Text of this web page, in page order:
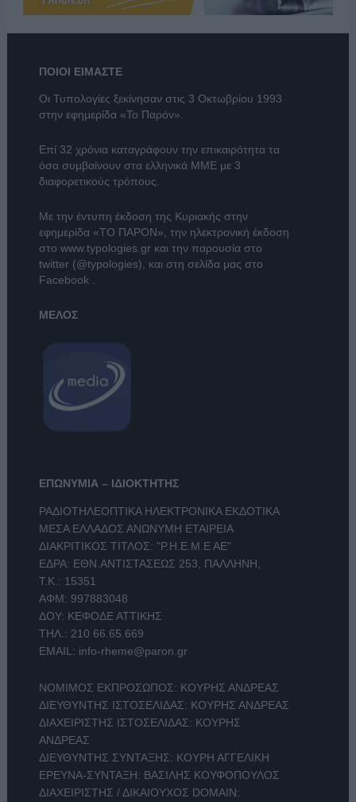
ΠΟΙΟΙ ΕΙΜΑΣΤΕ
Οι Τυπολογίες ξεκίνησαν στις 3 Οκτωβρίου 1993
στην εφημερίδα «Το Παρόν».
Επί 32 χρόνια καταγράφουν την επικαιρότητα τα
όσα συμβαίνουν στα ελληνικά ΜΜΕ με 3
διαφορετικούς τρόπους.
Με την έντυπη έκδοση της Κυριακής στην
εφημερίδα «ΤΟ ΠΑΡΟΝ», την ηλεκτρονική έκδοση
στο www.typologies.grκαι την παρουσία στο
twitter (@typologies), και στη σελίδα μας στο
Facebook .
ΜΕΛΟΣ
ΕΠΩΝΥΜΙΑ – ΙΔΙΟΚΤΗΤΗΣ
ΡΑΔΙΟΤΗΛΕΟΠΤΙΚΑ ΗΛΕΚΤΡΟΝΙΚΑ ΕΚΔΟΤΙΚΑ
ΜΕΣΑ ΕΛΛΑΔΟΣ ΑΝΩΝΥΜΗ ΕΤΑΙΡΕΙΑ
ΔΙΑΚΡΙΤΙΚΟΣ ΤΙΤΛΟΣ: "Ρ.Η.Ε.Μ.Ε ΑΕ"
ΕΔΡΑ: ΕΘΝ.ΑΝΤΙΣΤΑΣΕΩΣ 253, ΠΑΛΛΗΝΗ,
Τ.Κ.: 15351
ΑΦΜ: 997883048
ΔΟΥ: ΚΕΦΟΔΕ ΑΤΤΙΚΗΣ
ΤΗΛ.: 210 66.65.669
EMAIL: info-rheme@paron.gr
ΝΟΜΙΜΟΣ ΕΚΠΡΟΣΩΠΟΣ: ΚΟΥΡΗΣ ΑΝΔΡΕΑΣ
ΔΙΕΥΘΥΝΤΗΣ ΙΣΤΟΣΕΛΙΔΑΣ: ΚΟΥΡΗΣ ΑΝΔΡΕΑΣ
ΔΙΑΧΕΙΡΙΣΤΗΣ ΙΣΤΟΣΕΛΙΔΑΣ: ΚΟΥΡΗΣ
ΑΝΔΡΕΑΣ
ΔΙΕΥΘΥΝΤΗΣ ΣΥΝΤΑΞΗΣ: ΚΟΥΡΗ ΑΓΓΕΛΙΚΗ
ΕΡΕΥΝΑ-ΣΥΝΤΑΞΗ: ΒΑΣΙΛΗΣ ΚΟΥΦΟΠΟΥΛΟΣ
ΔΙΑΧΕΙΡΙΣΤΗΣ / ΔΙΚΑΙΟΥΧΟΣ DOMAIN: